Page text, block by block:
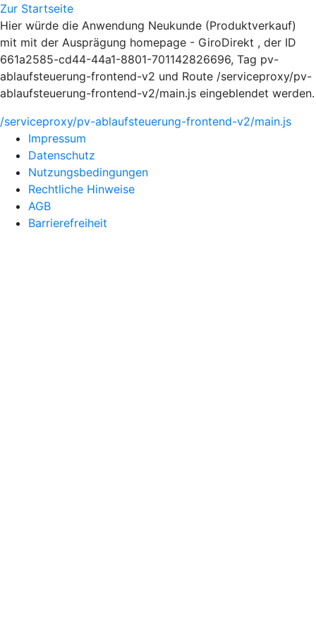
Zur Startseite
Hier würde die Anwendung Neukunde (Produktverkauf)
mit mit der Ausprägung homepage - GiroDirekt , der ID
661a2585-cd44-44a1-8801-701142826696, Tag pv-
ablaufsteuerung-frontend-v2 und Route /serviceproxy/pv-
ablaufsteuerung-frontend-v2/main.js eingeblendet werden.
/serviceproxy/pv-ablaufsteuerung-frontend-v2/main.js
Impressum
Datenschutz
Nutzungsbedingungen
Rechtliche Hinweise
AGB
Barrierefreiheit